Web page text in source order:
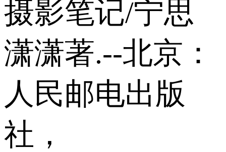
摄影笔记/宁思
潇潇著.--北京：
人民邮电出版
社，